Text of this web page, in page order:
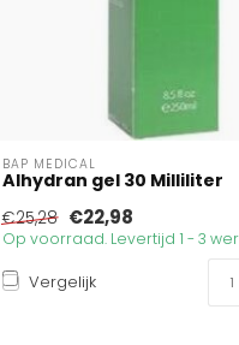
BAP MEDICAL
Alhydran gel 30 Milliliter
€25,28 €22,98
Op voorraad. Levertijd 1 - 3
Vergelijk